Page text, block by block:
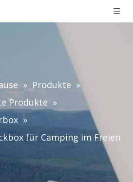
» Produkte »
Produkte »
»
für Camping im Freien